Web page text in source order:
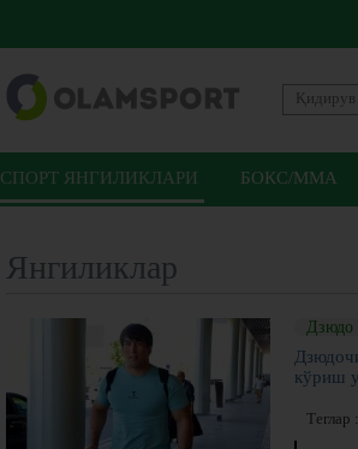
СПОРТ ЯНГИЛИКЛАРИ БОКС/ММА
Янгиликлар
Дзюдо
кўриш
Теглар :